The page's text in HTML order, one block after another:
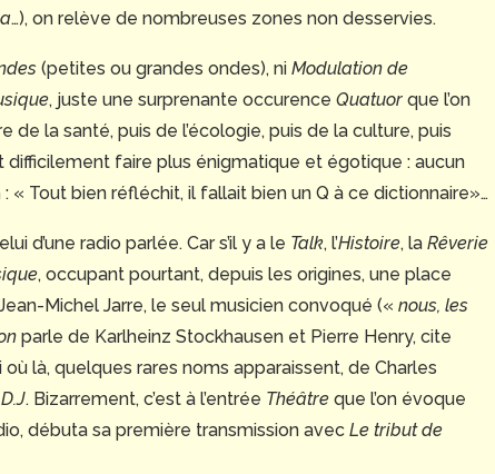
…), on relève de nombreuses zones non desservies.
(petites ou grandes ondes), ni Modulation de
, juste une surprenante occurence Quatuor que l’on
la santé, puis de l’écologie, puis de la culture, puis
difficilement faire plus énigmatique et égotique : aucun
« Tout bien réfléchit, il fallait bien un Q à ce dictionnaire»…
d’une radio parlée. Car s’il y a le Talk, l’Histoire, la Rêverie
, occupant pourtant, depuis les origines, une place
Michel Jarre, le seul musicien convoqué (« nous, les
parle de Karlheinz Stockhausen et Pierre Henry, cite
là, quelques rares noms apparaissent, de Charles
D.J. Bizarrement, c’est à l’entrée Théâtre que l’on évoque
débuta sa première transmission avec Le tribut de